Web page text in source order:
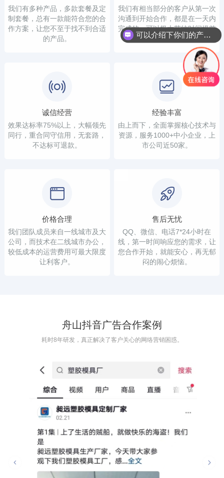
我们有多种产品，多款套餐及定
制套餐，总有一款能符合您的合
作方案，让您不至于找不到合适
的产品。
我们有相当部分的客户从第一次
沟通到开始合作，都是在一天内
完成的，可以极大节约时间提前
看到结果。
诚信经营
效果达标率75%以上，大幅领先
同行，重合同守信用，无套路，
不达标可退款。
经验丰富
由上而下，全面掌握核心技术与
资源，服务1000+中小企业，上
市公司近50家。
价格合理
我们团队成员来自一线城市及大
公司，而技术在二线城市办公，
较低成本的运营费用可最大限度
让利客户。
售后无忧
QQ、微信、电话7*24小时在
线，第一时间响应您的需求，让
您合作开始，就能安心，再无郁
闷的闹心烦恼。
舟山抖音广告合作案例
耗时8年研发，真正解决了客户关心的网络营销困惑。
可以介绍下你们的产品么？